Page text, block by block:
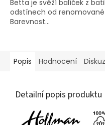
Betta je svěží balíček z
odstínech od
Barevnost...
Popis Hodnocení
Detailní popis produktu